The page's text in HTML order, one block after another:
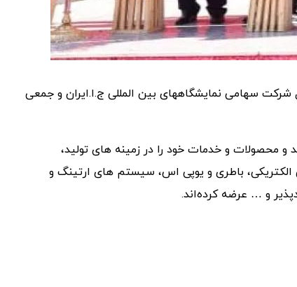
شرکت سهامی نمایشگاههای بین المللی ج.ا.ایران و جمعی
ترکیه حضور دارند و محصولات و خدمات خود را در زمینه های تولید،
الکتریکی، باطری و یوپی اس، سیستم های ارتینگ و
و … عرضه کرده‌اند.